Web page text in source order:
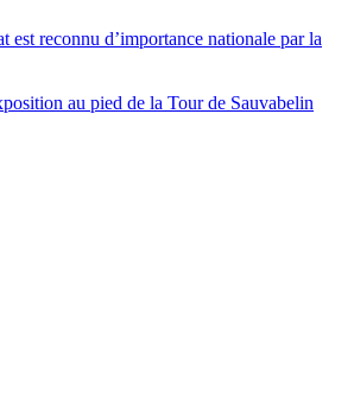
est reconnu d’importance nationale par la
au pied de la Tour de Sauvabelin